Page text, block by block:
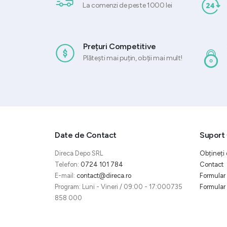
La comenzi de peste 1000 lei
Prețuri Competitive
Plătești mai puțin, obții mai mult!
Date de Contact
Direca Depo SRL
Telefon: 0724 101 784
E-mail: contact@direca.ro
Program: Luni - Vineri / 09:00 - 17:000735
858 000
Suport
Obțineți
Contact